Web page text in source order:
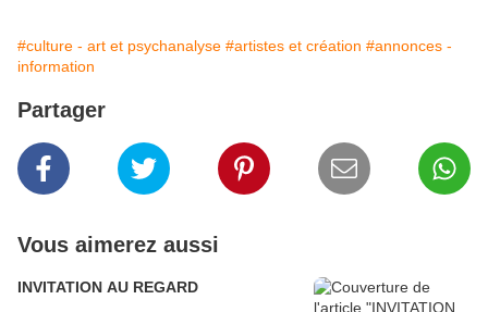
#culture - art et psychanalyse #artistes et création #annonces -
information
Partager
Vous aimerez aussi
INVITATION AU REGARD